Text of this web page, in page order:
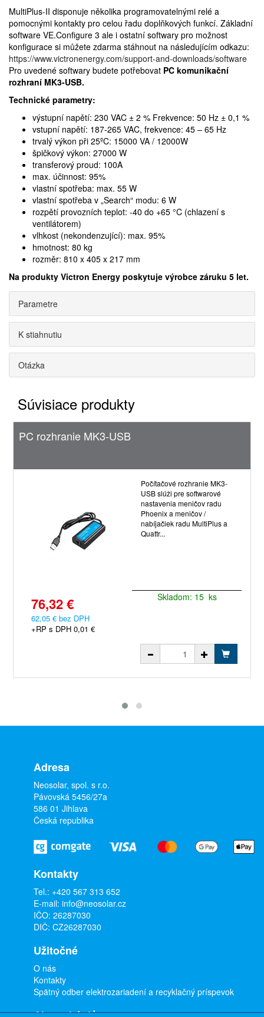
MultiPlus-II disponuje několika programovatelnými relé a
pomocnými kontakty pro celou řadu doplňkových funkcí. Základní
software VE.Configure 3 ale i ostatní softwary pro možnost
konfigurace si můžete zdarma stáhnout na následujícím odkazu:
https://www.victronenergy.com/support-and-downloads/software
Pro uvedené softwary budete potřebovat PC komunikační
rozhraní MK3-USB.
Technické parametry:
výstupní napětí: 230 VAC ± 2 % Frekvence: 50 Hz ± 0,1 %
vstupní napětí: 187-265 VAC, frekvence: 45 – 65 Hz
trvalý výkon při 25ºC: 15000 VA / 12000W
špičkový výkon: 27000 W
transferový proud: 100A
max. účinnost: 95%
vlastní spotřeba: max. 55 W
vlastní spotřeba v „Search“ modu: 6 W
rozpětí provozních teplot: -40 do +65 °C (chlazení s
ventilátorem)
vlhkost (nekondenzující): max. 95%
hmotnost: 80 kg
rozměr: 810 x 405 x 217 mm
Na produkty Victron Energy poskytuje výrobce záruku 5 let.
Parametre
K stiahnutiu
Otázka
Súvisiace produkty
PC rozhranie MK3-USB
Počítačové rozhranie MK3-
USB slúži pre softwarové ​​
nastavenia meničov radu
Phoenix a meničov /
nabíjačiek radu MultiPlus a
Quattr...
76,32 €
62,05 € bez DPH
+RP s DPH 0,01 €
Skladom: 15 ks
Adresa
Neosolar, spol. s r.o.
Pávovská 5456/27a
586 01 Jihlava
Česká republika
Kontakty
Tel.: +420 567 313 652
E-mail: info@neosolar.cz
IČO: 26287030
DIČ: CZ26287030
Užitočné
O nás
Kontakty
Spätný odber elektrozariadení a recyklačný príspevok